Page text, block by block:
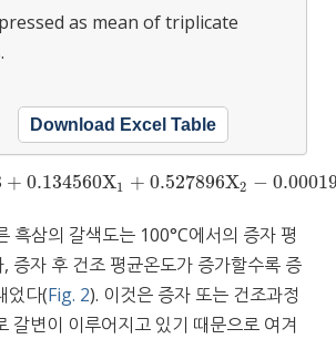
as mean of triplicate
Download Excel Table
+ 0.134560X1 + 0.527896X2 −
+0.134560X 1+0.527896X2 −0.000192X
흑삼의 갈색도는 100°C에서의 증자 평
증자 후 건조 평균온도가 증가할수록 증
었다(Fig. 2). 이것은 증자 또는 건조과정
갈변이 이루어지고 있기 때문으로 여겨